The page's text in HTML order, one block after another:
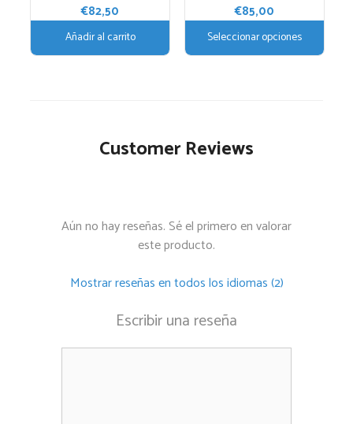
€82,50
Añadir al carrito
€85,00
Seleccionar opciones
la
página
de
Customer Reviews
Aún no hay reseñas. Sé el primero en valorar
este producto.
Mostrar reseñas en todos los idiomas (2)
Escribir una reseña
Comentario